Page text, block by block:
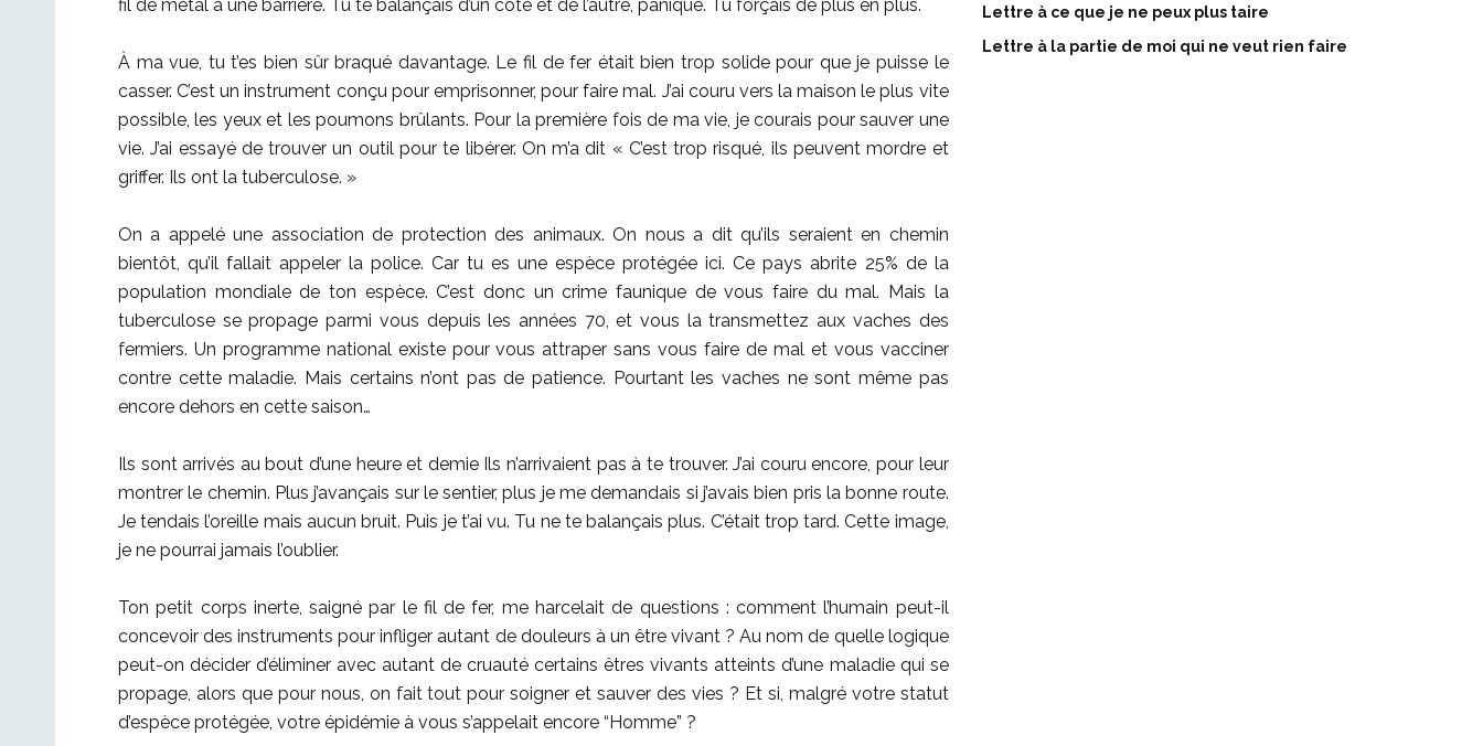
fil de métal à une barrière. Tu te balançais d’un côté et de l’autre, paniqué. Tu forçais de plus en plus.
À ma vue, tu t’es bien sûr braqué davantage. Le fil de fer était bien trop solide pour que je puisse le
casser. C’est un instrument conçu pour emprisonner, pour faire mal. J’ai couru vers la maison le plus vite
possible, les yeux et les poumons brûlants. Pour la première fois de ma vie, je courais pour sauver une
vie. J’ai essayé de trouver un outil pour te libérer. On m’a dit « C’est trop risqué, ils peuvent mordre et
griffer. Ils ont la tuberculose. »
On a appelé une association de protection des animaux. On nous a dit qu’ils seraient en chemin
bientôt, qu’il fallait appeler la police. Car tu es une espèce protégée ici. Ce pays abrite 25% de la
population mondiale de ton espèce. C’est donc un crime faunique de vous faire du mal. Mais la
tuberculose se propage parmi vous depuis les années 70, et vous la transmettez aux vaches des
fermiers. Un programme national existe pour vous attraper sans vous faire de mal et vous vacciner
contre cette maladie. Mais certains n’ont pas de patience. Pourtant les vaches ne sont même pas
encore dehors en cette saison…
Ils sont arrivés au bout d’une heure et demie Ils n’arrivaient pas à te trouver. J’ai couru encore, pour leur
montrer le chemin. Plus j’avançais sur le sentier, plus je me demandais si j’avais bien pris la bonne route.
Je tendais l’oreille mais aucun bruit. Puis je t’ai vu. Tu ne te balançais plus. C’était trop tard. Cette image,
je ne pourrai jamais l’oublier.
Ton petit corps inerte, saigné par le fil de fer, me harcelait de questions : comment l’humain peut-il
concevoir des instruments pour infliger autant de douleurs à un être vivant ? Au nom de quelle logique
peut-on décider d’éliminer avec autant de cruauté certains êtres vivants atteints d’une maladie qui se
propage, alors que pour nous, on fait tout pour soigner et sauver des vies ? Et si, malgré votre statut
d’espèce protégée, votre épidémie à vous s’appelait encore “Homme” ?
Lettre à ce que je ne peux plus taire
Lettre à la partie de moi qui ne veut rien faire